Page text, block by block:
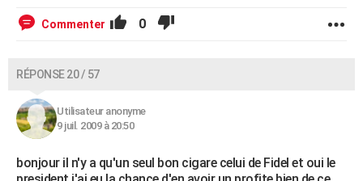
Commenter 0
RÉPONSE 20 / 57
Utilisateur anonyme
9 juil. 2009 à 20:50
bonjour il n'y a qu'un seul bon cigare celui de Fidel et oui le